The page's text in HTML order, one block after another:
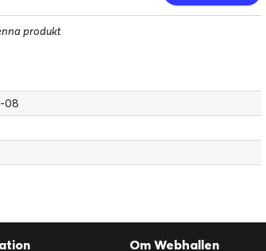
och rumskapslar, med en satellit, rymdcykel,
produkt
08
Om Webhallen